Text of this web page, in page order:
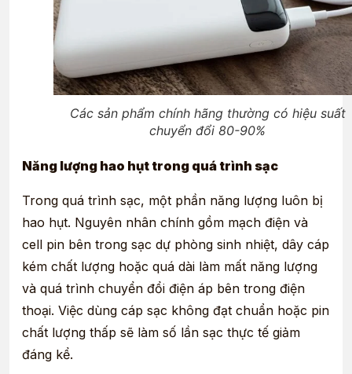
Các sản phẩm chính hãng thường có hiệu suất
chuyển đổi 80-90%
Năng lượng hao hụt trong quá trình sạc
Trong quá trình sạc, một phần năng lượng luôn bị
hao hụt. Nguyên nhân chính gồm mạch điện và
cell pin bên trong sạc dự phòng sinh nhiệt, dây cáp
kém chất lượng hoặc quá dài làm mất năng lượng
và quá trình chuyển đổi điện áp bên trong điện
thoại. Việc dùng cáp sạc không đạt chuẩn hoặc pin
chất lượng thấp sẽ làm số lần sạc thực tế giảm
đáng kể.